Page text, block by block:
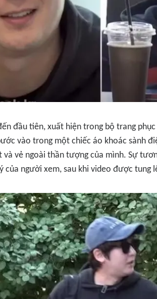
đầu tiên, xuất hiện trong bộ trang
vào trong một chiếc áo khoác sành
và vẻ ngoài thần tượng của mình. Sự
của người xem, sau khi video được tung